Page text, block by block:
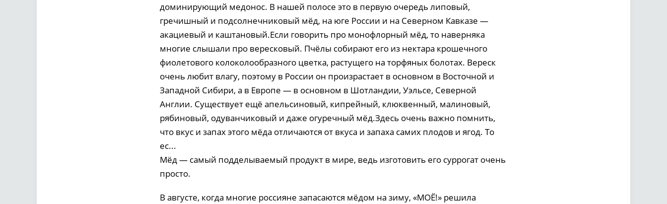
доминирующий медонос. В нашей полосе это в первую очередь липовый,
гречишный и подсолнечниковый мёд, на юге России и на Северном Кавказе —
акациевый и каштановый.Если говорить про монофлорный мёд, то наверняка
многие слышали про вересковый. Пчёлы собирают его из нектара крошечного
фиолетового колоколообразного цветка, растущего на торфяных болотах. Вереск
очень любит влагу, поэтому в России он произрастает в основном в Восточной и
Западной Сибири, а в Европе — в основном в Шотландии, Уэльсе, Северной
Англии. Существует ещё апельсиновый, кипрейный, клюквенный, малиновый,
рябиновый, одуванчиковый и даже огуречный мёд.Здесь очень важно помнить,
что вкус и запах этого мёда отличаются от вкуса и запаха самих плодов и ягод. То
ес...
Мёд — самый подделываемый продукт в мире, ведь изготовить его суррогат очень
просто.
В августе, когда многие россияне запасаются мёдом на зиму, «МОЁ!» решила